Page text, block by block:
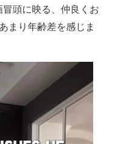
頭に映る、仲良くお
まり年齢差を感じま